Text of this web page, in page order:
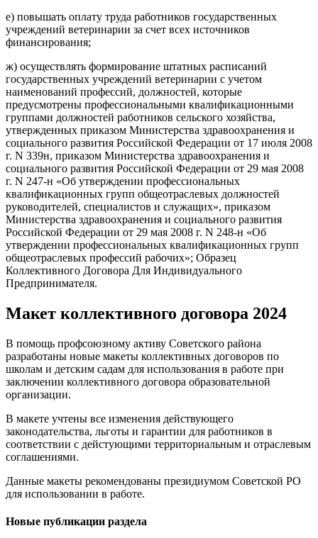
е) повышать оплату труда работников государственных
учреждений ветеринарии за счет всех источников
финансирования;
ж) осуществлять формирование штатных расписаний
государственных учреждений ветеринарии с учетом
наименований профессий, должностей, которые
предусмотрены профессиональными квалификационными
группами должностей работников сельского хозяйства,
утвержденных приказом Министерства здравоохранения и
социального развития Российской Федерации от 17 июля 2008
г. N 339н, приказом Министерства здравоохранения и
социального развития Российской Федерации от 29 мая 2008
г. N 247-н «Об утверждении профессиональных
квалификационных групп общеотраслевых должностей
руководителей, специалистов и служащих», приказом
Министерства здравоохранения и социального развития
Российской Федерации от 29 мая 2008 г. N 248-н «Об
утверждении профессиональных квалификационных групп
общеотраслевых профессий рабочих»; Образец
Коллективного Договора Для Индивидуального
Предпринимателя.
Макет коллективного договора 2024
В помощь профсоюзному активу Советского района
разработаны новые макеты коллективных договоров по
школам и детским садам для использования в работе при
заключении коллективного договора образовательной
организации.
В макете учтены все изменения действующего
законодательства, льготы и гарантии для работников в
соответствии с дейстующими территориальным и отраслевым
соглашениями.
Данные макеты рекомендованы президиумом Советской РО
для использовании в работе.
Новые публикации раздела